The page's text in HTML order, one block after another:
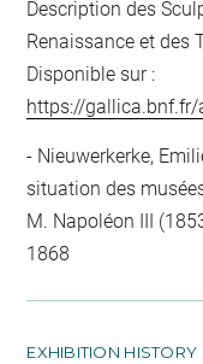
Description des
Renaissance et des
Disponible sur :
https://
Nieuwerkerke,
situation des
M. Napoléon III
1868
EXHIBITION HISTORY